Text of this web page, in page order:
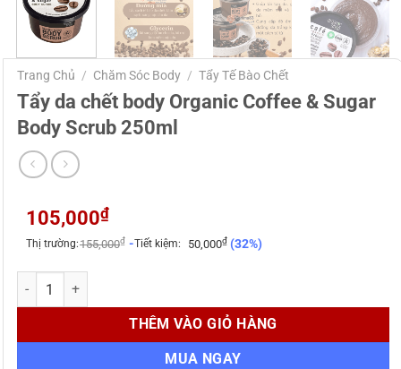
Trang Chủ / Chăm Sóc Body / Tẩy Tế Bào Chết
Tẩy da chết body Organic Coffee & Sugar
Body Scrub 250ml
105,000₫
Thị trường:155,000₫ -Tiết kiệm: 50,000₫(32%)
Tẩy da chết body Organic Coffee & Sugar Body Scrub 250ml số
THÊM VÀO GIỎ HÀNG
MUA NGAY